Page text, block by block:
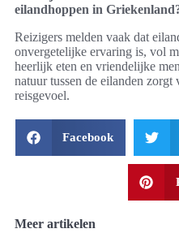
eilandhoppen in
Reizigers melden vaak dat
onvergetelijke ervaring is, vol
heerlijk eten en vriendelijke
natuur tussen de eilanden
reisgevoel.
Facebook
Meer artikelen